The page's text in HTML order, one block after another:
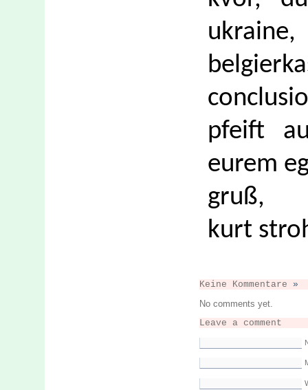
pfeift
eurem
gruß,
kurt
Keine Kommentare »
No comments yet.
Leave a comment